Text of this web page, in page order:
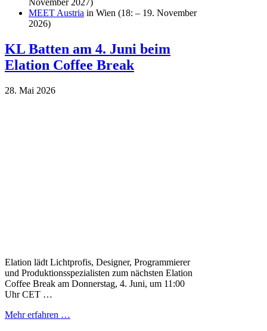
November 2027)
MEET Austria in Wien (18: – 19. November
2026)
KL Batten am 4. Juni beim
Elation Coffee Break
28. Mai 2026
Elation lädt Lichtprofis, Designer, Programmierer
und Produktionsspezialisten zum nächsten Elation
Coffee Break am Donnerstag, 4. Juni, um 11:00
Uhr CET …
Mehr erfahren …